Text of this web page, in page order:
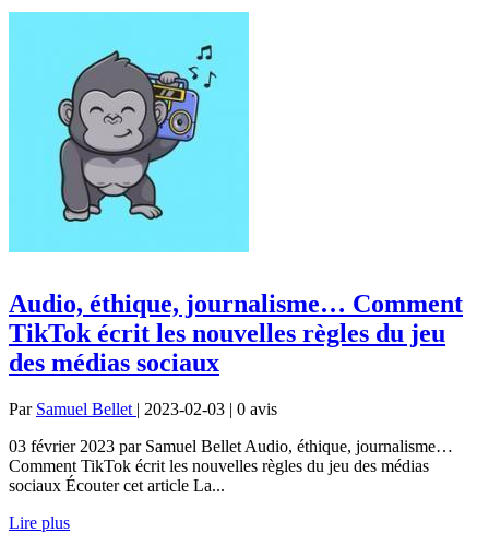
Audio, éthique, journalisme… Comment
TikTok écrit les nouvelles règles du jeu
des médias sociaux
Par Samuel Bellet | 2023-02-03 | 0 avis
03 février 2023 par Samuel Bellet Audio, éthique, journalisme…
Comment TikTok écrit les nouvelles règles du jeu des médias
sociaux Écouter cet article La...
Lire plus